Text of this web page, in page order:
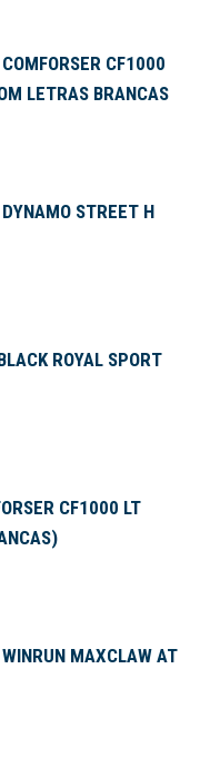
CF1000
LETRAS BRANCAS
STREET H
ROYAL SPORT
CF1000 LT
MAXCLAW AT